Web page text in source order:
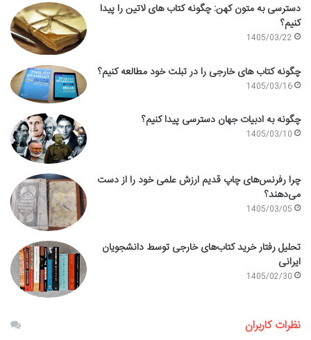
دسترسی به متون کهن: چگونه کتاب های لاتین را پیدا
کنیم؟
1405/03/22
چگونه کتاب های خارجی را در تبلت خود مطالعه کنیم؟
1405/03/16
چگونه به ادبیات جهان دسترسی پیدا کنیم؟
1405/03/10
چرا رفرنس‌های چاپ قدیم ارزش علمی خود را از دست
می‌دهند؟
1405/03/05
تحلیل رفتار خرید کتاب‌های خارجی توسط دانشجویان
ایرانی
1405/02/30
نظرات کاربران